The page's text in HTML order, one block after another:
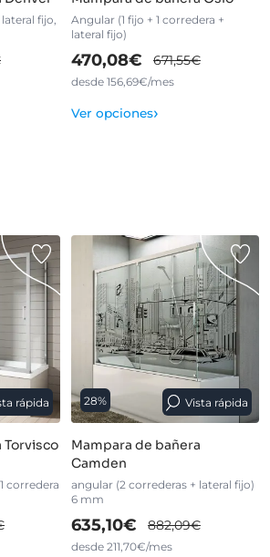
fijo,
Angular (1 fijo + 1 corredera +
lateral fijo)
470,08€ 671,55€
desde 156,69€/mes
Ver opciones›
rápida
Torvisco
corredera
28% Vista rápida
Mampara de bañera
Camden
angular (2 correderas + lateral fijo)
6 mm
635,10€ 882,09€
desde 211,70€/mes